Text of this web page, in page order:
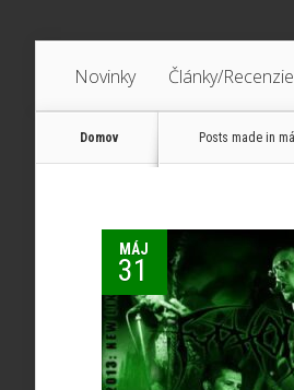
Novinky Články/Recenzie
Domov Posts made in
MÁJ
31